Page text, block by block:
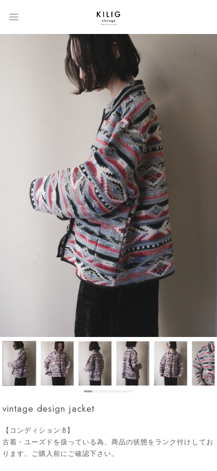
vintage design jacket
【コンディション:B】
古着・ユーズドを扱っている為、商品の状態をランク付けしてお
ります。ご購入前にご確認下さい。